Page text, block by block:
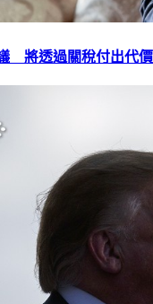
將透過關稅付出代價